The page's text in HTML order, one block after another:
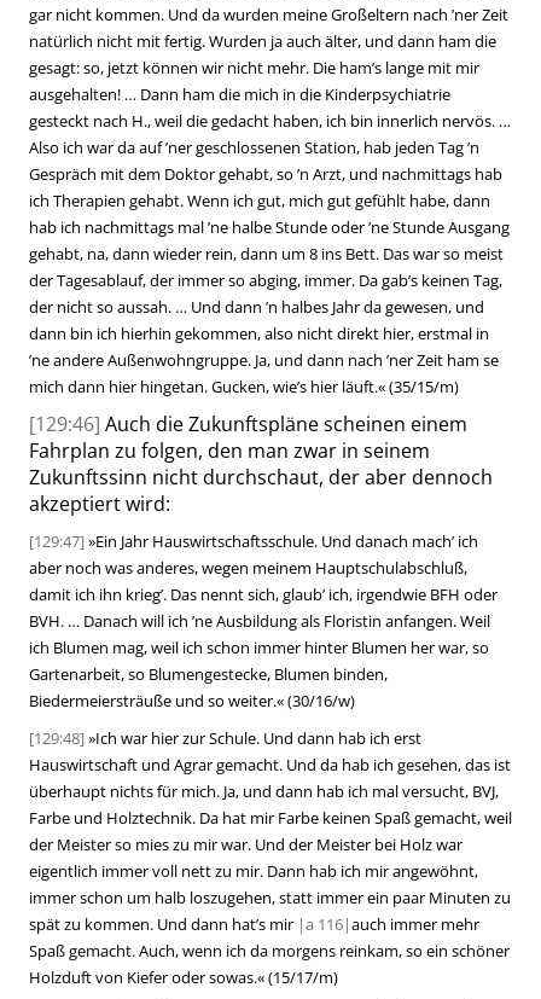
gar nicht kommen. Und da wurden meine Großeltern nach ’ner Zeit
natürlich nicht mit fertig. Wurden ja auch älter, und dann ham die
gesagt: so, jetzt können wir nicht mehr. Die ham’s lange mit mir
ausgehalten! … Dann ham die mich in die Kinderpsychiatrie
gesteckt nach H., weil die gedacht haben, ich bin innerlich nervös. …
Also ich war da auf ’ner geschlossenen Station, hab jeden Tag ’n
Gespräch mit dem Doktor gehabt, so ’n Arzt, und nachmittags hab
ich Therapien gehabt. Wenn ich gut, mich gut gefühlt habe, dann
hab ich nachmittags mal ’ne halbe Stunde oder ’ne Stunde Ausgang
gehabt, na, dann wieder rein, dann um 8 ins Bett. Das war so meist
der Tagesablauf, der immer so abging, immer. Da gab’s keinen Tag,
der nicht so aussah. … Und dann ’n halbes Jahr da gewesen, und
dann bin ich hierhin gekommen, also nicht direkt hier, erstmal in
’ne andere Außenwohngruppe. Ja, und dann nach ’ner Zeit ham se
mich dann hier hingetan. Gucken, wie’s hier läuft.«(35/15/m)
[129:46] Auch die Zukunftspläne scheinen einem
Fahrplan zu folgen, den man zwar in seinem
Zukunftssinn nicht durchschaut, der aber dennoch
akzeptiert wird:
[129:47]»Ein Jahr Hauswirtschaftsschule. Und danach mach’ ich
aber noch was anderes, wegen meinem Hauptschulabschluß,
damit ich ihn krieg’. Das nennt sich, glaub’ ich, irgendwie BFH oder
BVH. … Danach will ich ’ne Ausbildung als Floristin anfangen. Weil
ich Blumen mag, weil ich schon immer hinter Blumen her war, so
Gartenarbeit, so Blumengestecke, Blumen binden,
Biedermeiersträuße und so weiter.«(30/16/w)
[129:48]»Ich war hier zur Schule. Und dann hab ich erst
Hauswirtschaft und Agrar gemacht. Und da hab ich gesehen, das ist
überhaupt nichts für mich. Ja, und dann hab ich mal versucht, BVJ,
Farbe und Holztechnik. Da hat mir Farbe keinen Spaß gemacht, weil
der Meister so mies zu mir war. Und der Meister bei Holz war
eigentlich immer voll nett zu mir. Dann hab ich mir angewöhnt,
immer schon um halb loszugehen, statt immer ein paar Minuten zu
spät zu kommen. Und dann hat’s mir |a 116|auch immer mehr
Spaß gemacht. Auch, wenn ich da morgens reinkam, so ein schöner
Holzduft von Kiefer oder sowas.«(15/17/m)